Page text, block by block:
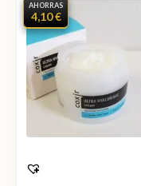
AHORRAS
4,10 €